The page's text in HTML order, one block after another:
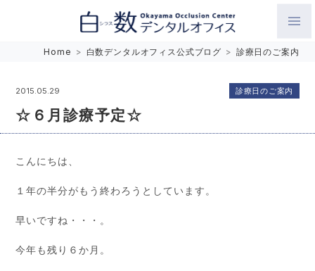
Home > 白数デンタルオフィス公式ブログ > 診療日のご案内
2015.05.29
☆６月診療予定☆
診療日のご案内
こんにちは、
１年の半分がもう終わろうとしています。
早いですね・・・。
今年も残り６か月。